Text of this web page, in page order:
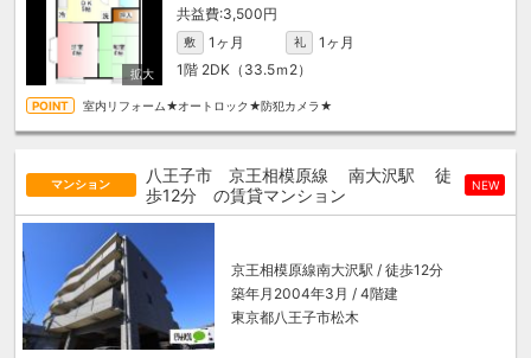
3,500円
敷 1ヶ月 礼
1ヶ月
1階 2DK（33.5ｍ 2）
室内リフォーム★オートロック★防犯カメラ★
マンション 八王子市 京王相模原線 南大沢駅
徒
歩12分 の賃貸マンション NEW
京王相模原線南大沢駅 / 徒歩12分
築年月2004年3月 / 4階建
東京都八王子市松木